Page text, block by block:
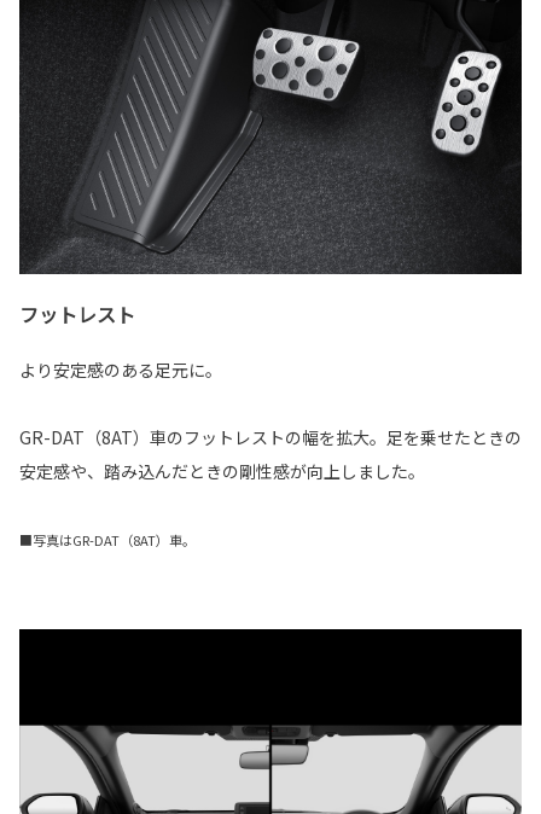
フットレスト
より安定感のある足元に。
GR-DAT（8AT）車のフットレストの幅を拡大。足を乗せたときの
安定感や、踏み込んだときの剛性感が向上しました。
■写真はGR-DAT（8AT）車。